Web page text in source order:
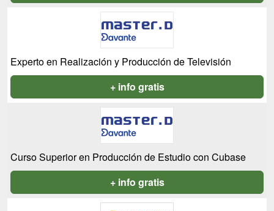
Experto en Realización y Producción de Televisión
+ info gratis
Curso Superior en Producción de Estudio con Cubase
+ info gratis